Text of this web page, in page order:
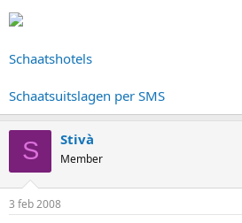
Schaatshotels
Schaatsuitslagen per SMS
S Stivà
Member
3 feb 2008